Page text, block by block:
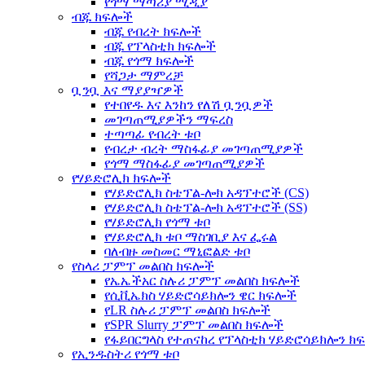
ብጁ ክፍሎች
ብጁ የብረት ክፍሎች
ብጁ የፕላስቲክ ክፍሎች
ብጁ የጎማ ክፍሎች
የሻጋታ ማምረቻ
ቧንቧ እና ማያያዣዎች
የተበየዱ እና እንከን የለሽ ቧንቧዎች
መገጣጠሚያዎችን ማፍረስ
ተጣጣፊ የብረት ቱቦ
የብረታ ብረት ማስፋፊያ መገጣጠሚያዎች
የጎማ ማስፋፊያ መገጣጠሚያዎች
የሃይድሮሊክ ክፍሎች
የሃይድሮሊክ ስቴፕል-ሎክ አዳፕተሮች (CS)
የሃይድሮሊክ ስቴፕል-ሎክ አዳፕተሮች (SS)
የሃይድሮሊክ የጎማ ቱቦ
የሃይድሮሊክ ቱቦ ማስገቢያ እና ፌሩል
ባለብዙ መስመር ማኒፎልድ ቱቦ
የስላሪ ፓምፕ መልበስ ክፍሎች
የኤኤችአር ስሉሪ ፓምፕ መልበስ ክፍሎች
የሲቪኤክስ ሃይድሮሳይክሎን ዌር ክፍሎች
የLR ስሉሪ ፓምፕ መልበስ ክፍሎች
የSPR Slurry ፓምፕ መልበስ ክፍሎች
የፋይበርግላስ የተጠናከረ የፕላስቲክ ሃይድሮሳይክሎን
የኢንዱስትሪ የጎማ ቱቦ